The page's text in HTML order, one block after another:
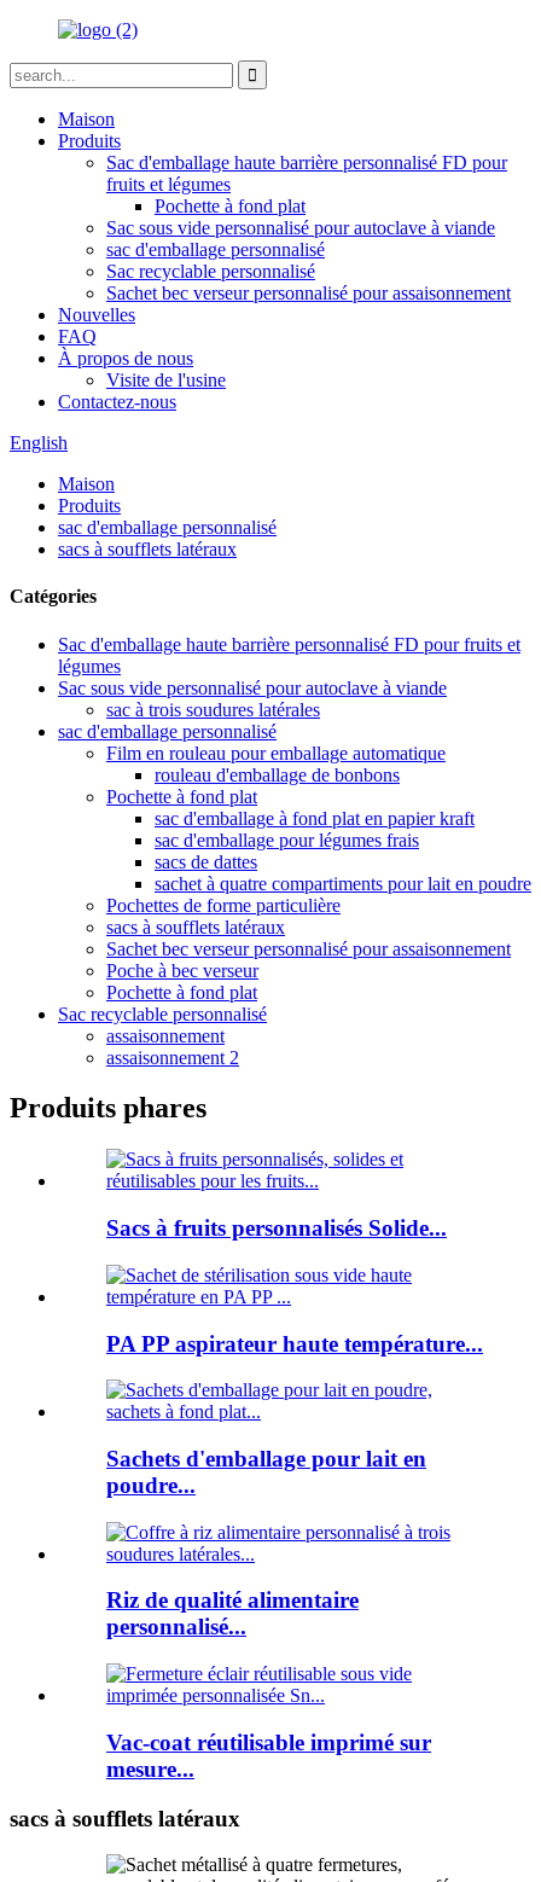
Maison
Produits
Sac d'emballage haute barrière personnalisé FD pour
fruits et légumes
Pochette à fond plat
Sac sous vide personnalisé pour autoclave à viande
sac d'emballage personnalisé
Sac recyclable personnalisé
Sachet bec verseur personnalisé pour assaisonnement
Nouvelles
FAQ
À propos de nous
Visite de l'usine
Contactez-nous
English
Maison
Produits
sac d'emballage personnalisé
sacs à soufflets latéraux
Catégories
Sac d'emballage haute barrière personnalisé FD pour fruits et
légumes
Sac sous vide personnalisé pour autoclave à viande
sac à trois soudures latérales
sac d'emballage personnalisé
Film en rouleau pour emballage automatique
rouleau d'emballage de bonbons
Pochette à fond plat
sac d'emballage à fond plat en papier kraft
sac d'emballage pour légumes frais
sacs de dattes
sachet à quatre compartiments pour lait en poudre
Pochettes de forme particulière
sacs à soufflets latéraux
Sachet bec verseur personnalisé pour assaisonnement
Poche à bec verseur
Pochette à fond plat
Sac recyclable personnalisé
assaisonnement
assaisonnement 2
Produits phares
Sacs à fruits personnalisés Solide...
PA PP aspirateur haute température...
Sachets d'emballage pour lait en
poudre...
Riz de qualité alimentaire
personnalisé...
Vac-coat réutilisable imprimé sur
mesure...
sacs à soufflets latéraux